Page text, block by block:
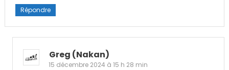
Répondre
Greg (nakan)
15 décembre 2024 à 15 h 28 min